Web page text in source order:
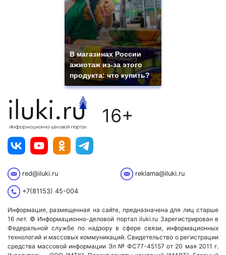
В магазинах России
ажиотаж из-за этого
продукта: что купить?
16+
red@iluki.ru reklama@iluki.ru
+7(81153) 45-004
Информация, размещенная на сайте, предназначена для лиц старше
16 лет. © Информационно-деловой портал iluki.ru Зарегистрирован в
Федеральной службе по надзору в сфере связи, информационных
технологий и массовых коммуникаций. Свидетельство о регистрации
средства массовой информации Эл № ФС77-45157 от 20 мая 2011 г.